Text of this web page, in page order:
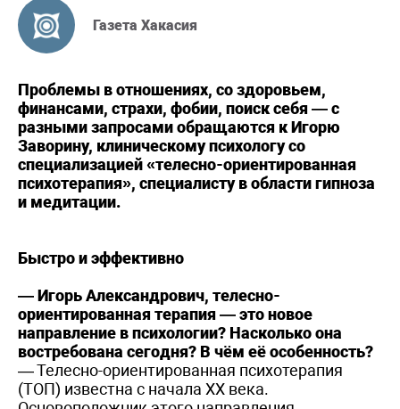
Газета Хакасия
Проблемы в отношениях, со здоровьем,
финансами, страхи, фобии, поиск себя — с
разными запросами обращаются к Игорю
Заворину, клиническому психологу со
специализацией «телесно-ориентированная
психотерапия», специалисту в области гипноза
и медитации.
Быстро и эффективно
— Игорь Александрович, телесно-
ориентированная терапия — это новое
направление в психологии? Насколько она
востребована сегодня? В чём её особенность?
— Телесно-ориентированная психотерапия
(ТОП) известна с начала XX века.